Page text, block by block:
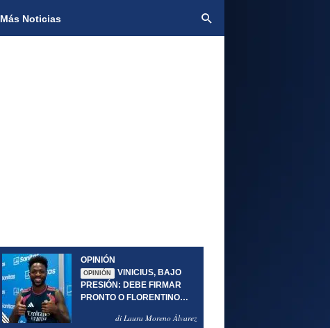
Más Noticias
OPINIÓN
OPINIÓN
VINICIUS, BAJO
PRESIÓN: DEBE FIRMAR
PRONTO O FLORENTINO
di Laura Moreno Álvarez